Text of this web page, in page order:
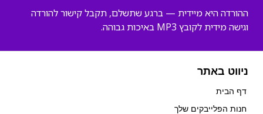
ההורדה היא מיידית — ברגע שתשלם, תקבל קישור להורדה
וגישה מידית לקובץ MP3 באיכות גבוהה.
ניווט באתר
דף הבית
חנות הפלייבקים שלך